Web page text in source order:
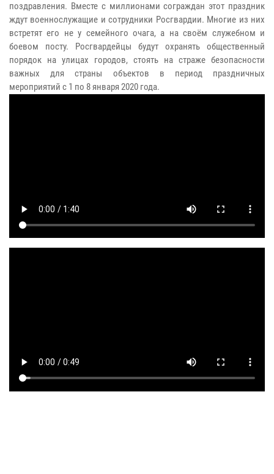
поздравления. Вместе с миллионами сограждан этот праздник
ждут военнослужащие и сотрудники Росгвардии. Многие из них
встретят его не у семейного очага, а на своём служебном и
боевом посту. Росгвардейцы будут охранять общественный
порядок на улицах городов, стоять на страже безопасности
важных для страны объектов в период праздничных
мероприятий с 1 по 8 января 2020 года.